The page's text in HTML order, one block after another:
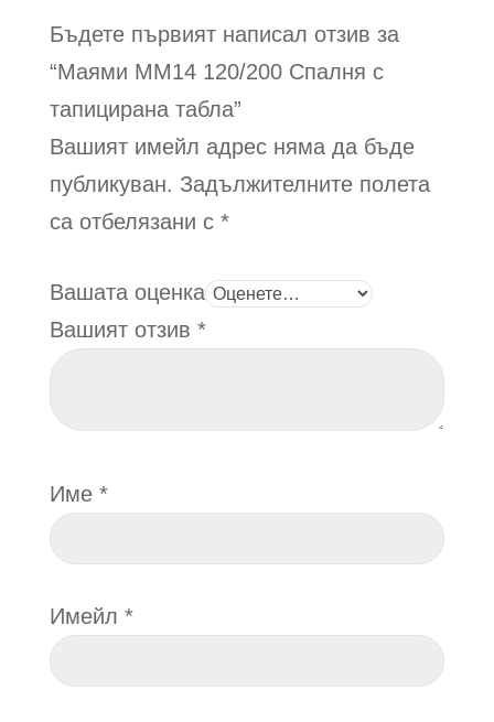
chosen
on
product
page
chosen
on
page
Бъдете първият написал отзив за
“Маями ММ14 120/200Спалня с
тапициранa таблa”
Вашият имейл адрес няма да бъде
публикуван. Задължителните полета
са отбелязани с *
Вашата оценка
Вашият отзив *
Име *
Имейл *